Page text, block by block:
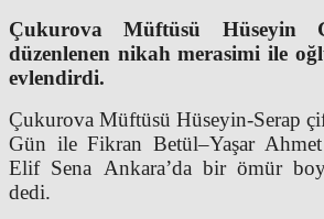
Çukurova Müftüsü Hüseyin
düzenlenen nikah merasimi ile
evlendirdi.
Çukurova Müftüsü Hüseyin-Serap
Gün ile Fikran Betül–Yaşar Ahmet
Elif Sena Ankara’da bir ömür
dedi.